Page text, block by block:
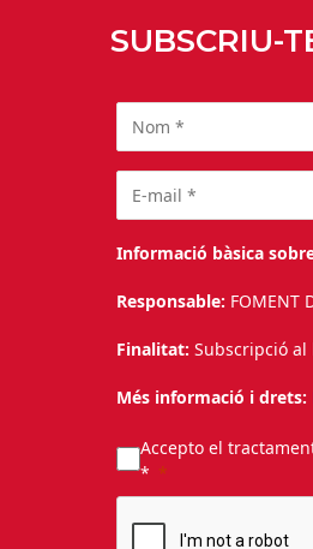
SUBSCRIU-
Informació bàsica
Responsable: FOMENT
Finalitat: Subscripció
Més informació i drets:
Accepto el
*